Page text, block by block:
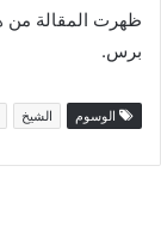
ظهرت المقالة من
برس.
الوسوم الشيخ